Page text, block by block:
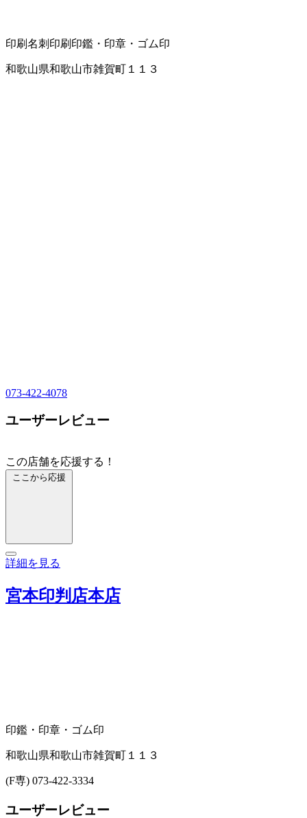
印刷名刺印刷 印鑑・印章・ゴム印
和歌山県和歌山市雑賀町１１３
073-422-4078
ユーザーレビュー
この店舗を応援する！
ここから応援
詳細を見る
宮本印判店本店
印鑑・印章・ゴム印
和歌山県和歌山市雑賀町１１３
(F専) 073-422-3334
ユーザーレビュー